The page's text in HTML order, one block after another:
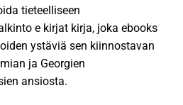
tieteelliseen
e kirjat​ kirja, joka ebooks
ystäviä sen kiinnostavan
ja Georgien
ansiosta.